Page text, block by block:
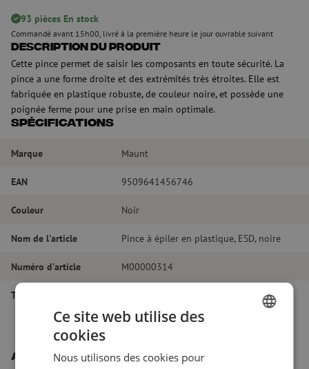
93 pièces En stock
Commandé avant 15h00, livré à la première heure le jour ouvrable suivant
Description du produit
Cette pince permet de saisir les composants en toute sécurité. La
pince a une forme droite et des extrémités très étroites. Elle est
fabriquée en plastique robuste, de couleur noire, et possède une
poignée ferme pour une prise en main optimale.
Spécifications
Marque Maunt
EAN 9509641456746
Couleur Noir
Nom de l'article Pince à épiler en plastique, ESD, noire
Numéro d'article M00000314
Type d'outil
Autres produits intéressants
Ce site web utilise des
cookies
Nous utilisons des cookies pour